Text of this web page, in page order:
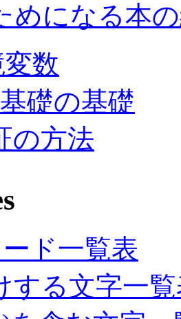
めになる本
数
礎の基礎
の方法
ド一覧表
する文字一